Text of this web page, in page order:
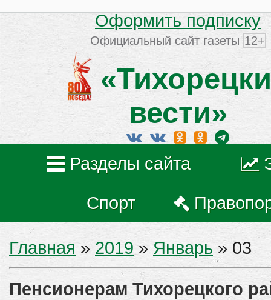
Оформить подписку
Официальный сайт газеты 12+
вести»
Разделы сайта
Спорт
Главная » 2019 » Январь » 03
Пенсионерам Тихорецкого